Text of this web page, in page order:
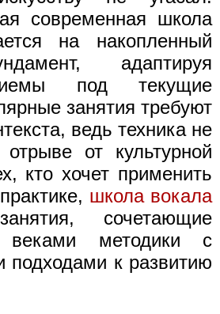
современная школа
на накопленный
адаптируя
под текущие
занятия требуют
ведь техника не
от культурной
кто хочет применить
школа вокала
сочетающие
веками методики с
подходами к развитию